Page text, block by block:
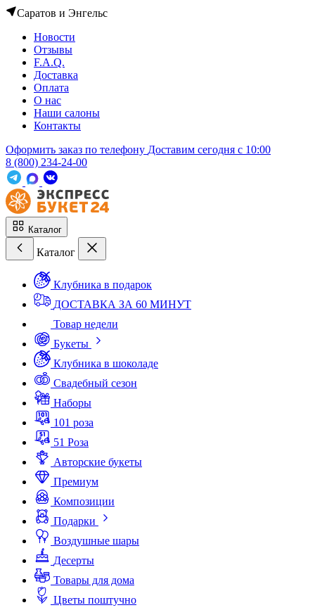
Саратов и Энгельс
Новости
Отзывы
F.A.Q.
Доставка
Оплата
О нас
Наши салоны
Контакты
Оформить заказ по телефону Доставим сегодня c 10:00
8 (800) 234-24-00
Каталог
Каталог
Клубника в подарок
ДОСТАВКА ЗА 60 МИНУТ
Товар недели
Букеты
Клубника в шоколаде
Свадебный сезон
Наборы
101 роза
51 Роза
Авторские букеты
Премиум
Композиции
Подарки
Воздушные шары
Десерты
Товары для дома
Цветы поштучно